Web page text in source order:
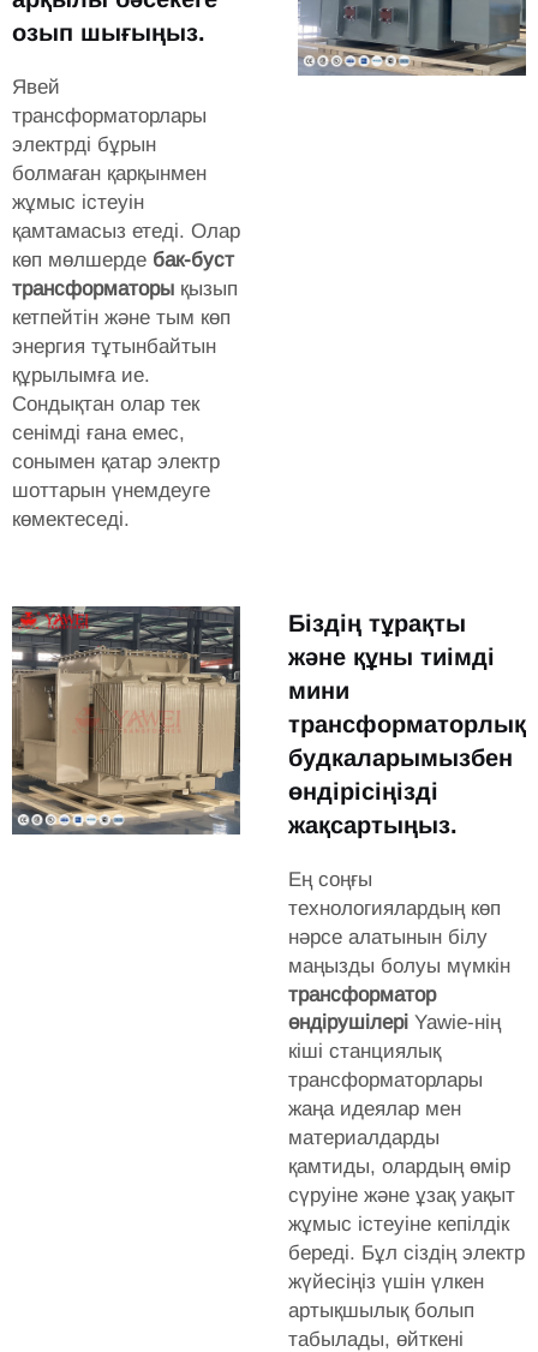
озып шығыңыз.
Явей
трансформаторлары
электрді бұрын
болмаған қарқынмен
жұмыс істеуін
қамтамасыз етеді. Олар
көп мөлшерде бак-буст
трансформаторы қызып
кетпейтін және тым көп
энергия тұтынбайтын
құрылымға ие.
Сондықтан олар тек
сенімді ғана емес,
сонымен қатар электр
шоттарын үнемдеуге
көмектеседі.
Біздің тұрақты
және құны тиімді
мини
трансформаторлық
будкаларымызбен
өндірісіңізді
жақсартыңыз.
Ең соңғы
технологиялардың көп
нәрсе алатынын білу
маңызды болуы мүмкін
трансформатор
өндірушілері Yawie-нің
кіші станциялық
трансформаторлары
жаңа идеялар мен
материалдарды
қамтиды, олардың өмір
сүруіне және ұзақ уақыт
жұмыс істеуіне кепілдік
береді. Бұл сіздің электр
жүйесіңіз үшін үлкен
артықшылық болып
табылады, өйткені